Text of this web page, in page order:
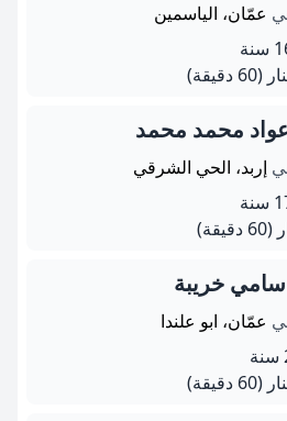
عمّان، الياسمين
(60 دقيقة)
محمد محمد
إربد، الحي الشرقي
(60 دقيقة)
خريبة
عمّان، ابو علندا
(60 دقيقة)